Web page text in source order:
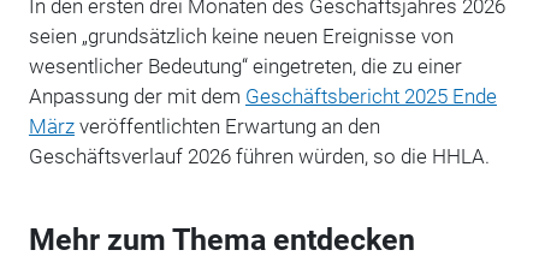
In den ersten drei Monaten des Geschäftsjahres 2026
seien „grundsätzlich keine neuen Ereignisse von
wesentlicher Bedeutung“ eingetreten, die zu einer
Anpassung der mit dem Geschäftsbericht 2025 Ende
Märzveröffentlichten Erwartung an den
Geschäftsverlauf 2026 führen würden, so die HHLA.
Mehr zum Thema entdecken